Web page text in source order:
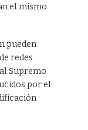
el mismo
pueden
redes
Supremo
por el